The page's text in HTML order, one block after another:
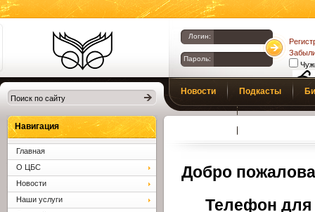
Библиотеки
Клина. Клинская
ЦБС.
Логин:
Пароль:
Новости Подкасты
Добро
Телефон для
Навигация
Главная
О ЦБС
Новости
Наши услуги